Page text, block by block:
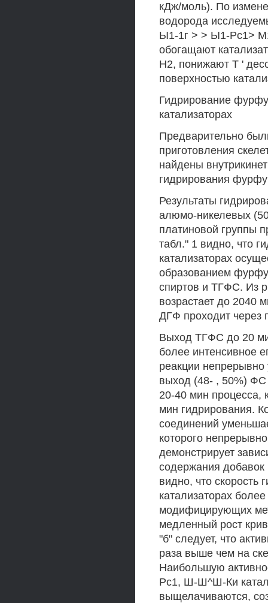
кДж/моль). По
водорода
Ы1-1г > > Ы1-Рс1>
обогащают
Н2, понижают Т '
поверхностью
Гидрирование
катализаторах
Предварительно
приготовления
найдены
гидрирования
Результаты
алюмо-никелевых
платиновой группы
табл." 1 видно, что
катализаторах
образованием
спиртов и ТГФС. Из
возрастает до 2040
ДГФ проходит через
Выход ТГФС до 20
более интенсивное
реакции
выход (48- , 50%) ФС
20-40 мин процесса,
мин гидрирования.
соединений
которого
демонстрирует
содержания
видно, что
катализаторах
модифицирующих
медленный рост
"б" следует, что
раза выше чем на
Наибольшую
Рс1, Ш-Ш^Ш-Ки
выщелачиваются,